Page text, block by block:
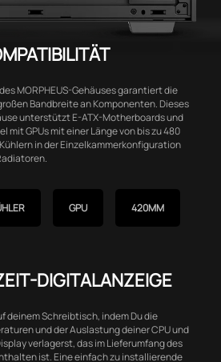
MORPHEUS-Gehäuses garantiert die
Bandbreite an Komponenten. Dieses
unterstützt E-ATX-Motherboards und
mit GPUs mit einer Länge von bis zu 480
in der Einzelkammerkonfiguration
GPU 420MM
DIGITALANZEIGE
deinem Schreibtisch, indem Du die
und der Auslastung deiner CPU und
verlagerst, das im Lieferumfang des
ist. Eine einfach zu installierende